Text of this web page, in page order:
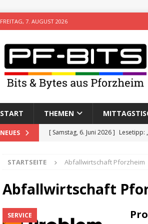
FREITAG, 7. AUGUST 2026
START THEMEN
NEUES [ Freitag, 8. Mai 2026 ] Stadtwiki
VERANSTALTUNGEN
[ Donnerstag, 11. Dezember 2025 ]
[ Samstag, 6. Juni 2026 ]
STARTSEITE Abfallwirtschaft Pforzheim
Abfallwirtschaft
SERVICE